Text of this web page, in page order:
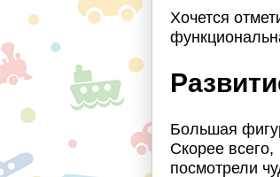
Хочется
Большая
Скорее
посмотрели